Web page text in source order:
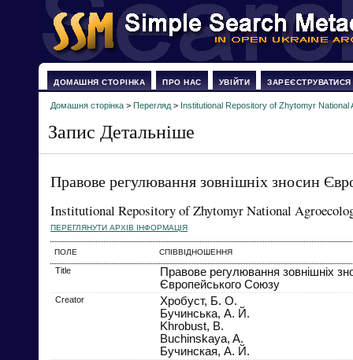
ДОМАШНЯ СТОРІНКА ПРО НАС УВІЙТИ ЗАРЕЄСТРУВАТИСЯ
Домашня сторінка > Перегляд > Institutional Repository of Zhytomyr National
Запис Детальніше
Правове регулювання зовнішніх зносин
Institutional Repository of Zhytomyr National
ПЕРЕГЛЯНУТИ АРХІВ ІНФОРМАЦІЯ
ПОЛЕ СПІВВІДНОШЕННЯ
Title
Правове регулювання зовнішніх
Європейського Союзу
Creator
Хробуст, Б. О.
Бучинська, А. Й.
Khrobust, B.
Buchinskaya, A.
Бучинская, А. Й.